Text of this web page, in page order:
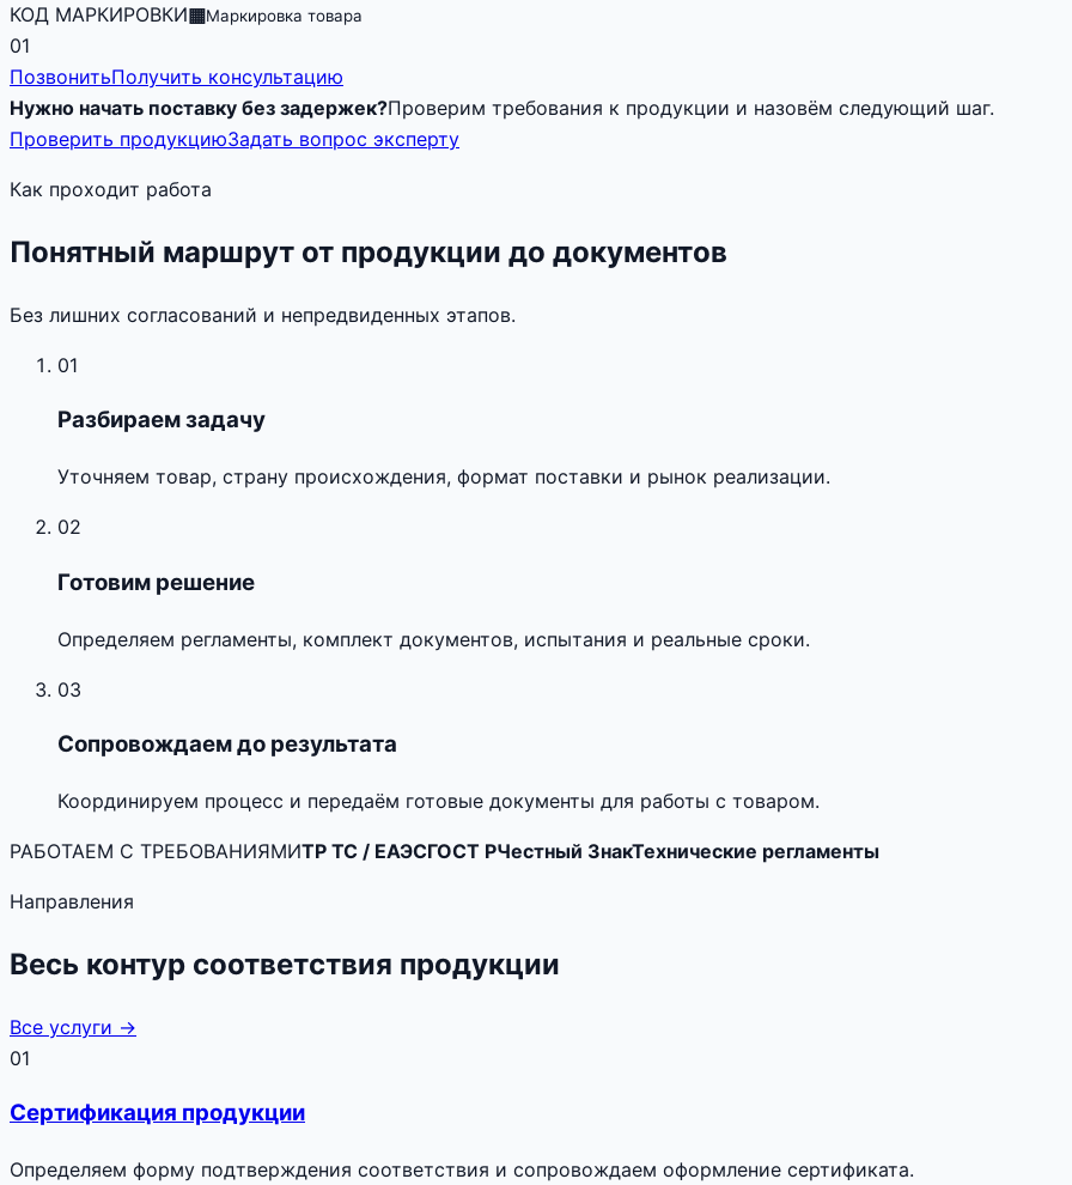
КОД МАРКИРОВКИ▦Маркировка товара
01
ПозвонитьПолучить консультацию
Нужно начать поставку без задержек?Проверим требования к продукции и назовём следующий шаг.
Проверить продукциюЗадать вопрос эксперту
Как проходит работа
Понятный маршрут от продукции до документов
Без лишних согласований и непредвиденных этапов.
01
Разбираем задачу
Уточняем товар, страну происхождения, формат поставки и рынок реализации.
02
Готовим решение
Определяем регламенты, комплект документов, испытания и реальные сроки.
03
Сопровождаем до результата
Координируем процесс и передаём готовые документы для работы с товаром.
РАБОТАЕМ С ТРЕБОВАНИЯМИТР ТС / ЕАЭСГОСТ РЧестный ЗнакТехнические регламенты
Направления
Весь контур соответствия продукции
Все услуги →
01
Сертификация продукции
Определяем форму подтверждения соответствия и сопровождаем оформление сертификата.